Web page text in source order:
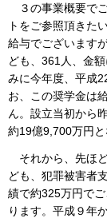
３の事業概要で
トをご参照頂きた
給与でございます
ども、361人、金
みに今年度、平成
お、この奨学金は
ん。設立当初から
約19億9,700万円と
それから、先ほ
ども、犯罪被害者
績で約325万円で
ります。平成９年